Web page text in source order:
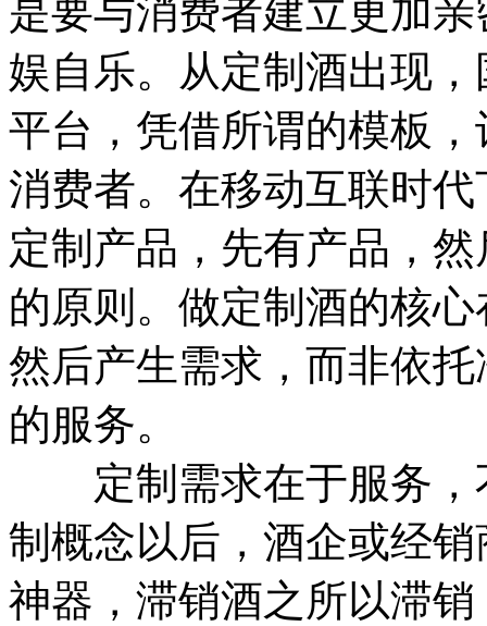
是要与消费者建立更加
娱自乐。从定制酒出现
平台，凭借所谓的模板
消费者。在移动互联时
定制产品，先有产品，
的原则。做定制酒的核
然后产生需求，而非依
的服务。
定制需求在于服务，
制概念以后，酒企或经
神器，滞销酒之所以滞